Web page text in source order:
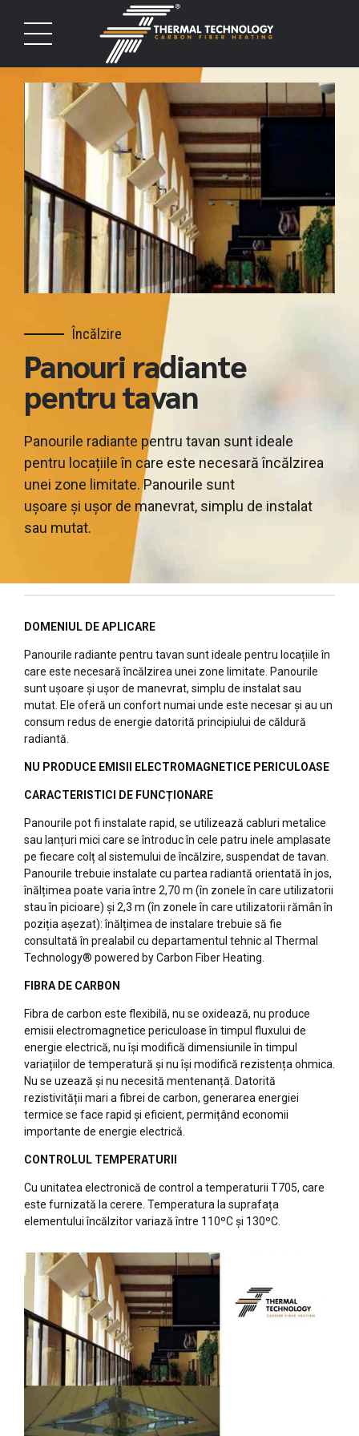
Încălzire
Panouri radiante
pentru tavan
Panourile radiante pentru tavan sunt ideale
pentru locațiile în care este necesară încălzirea
unei zone limitate. Panourile sunt
ușoare și ușor de manevrat, simplu de instalat
sau mutat.
DOMENIUL DE APLICARE
Panourile radiante pentru tavan sunt ideale pentru locațiile în
care este necesară încălzirea unei zone limitate. Panourile
sunt ușoare și ușor de manevrat, simplu de instalat sau
mutat. Ele oferă un confort numai unde este necesar și au un
consum redus de energie datorită principiului de căldură
radiantă.
NU PRODUCE EMISII ELECTROMAGNETICE PERICULOASE
CARACTERISTICI DE FUNCȚIONARE
Panourile pot fi instalate rapid, se utilizează cabluri metalice
sau lanțuri mici care se întroduc în cele patru inele amplasate
pe fiecare colț al sistemului de încălzire, suspendat de tavan.
Panourile trebuie instalate cu partea radiantă orientată în jos,
înălțimea poate varia între 2,70 m (în zonele în care utilizatorii
stau în picioare) și 2,3 m (în zonele în care utilizatorii rămân în
poziția așezat): înălțimea de instalare trebuie să fie
consultată în prealabil cu departamentul tehnic al Thermal
Technology® powered by Carbon Fiber Heating.
FIBRA DE CARBON
Fibra de carbon este flexibilă, nu se oxidează, nu produce
emisii electromagnetice periculoase în timpul fluxului de
energie electrică, nu își modifică dimensiunile în timpul
variațiilor de temperatură și nu își modifică rezistența ohmica.
Nu se uzează și nu necesită mentenanță. Datorită
rezistivității mari a fibrei de carbon, generarea energiei
termice se face rapid și eficient, permițând economii
importante de energie electrică.
CONTROLUL TEMPERATURII
Cu unitatea electronică de control a temperaturii T705, care
este furnizată la cerere. Temperatura la suprafața
elementului încălzitor variază între 110ºC și 130ºC.